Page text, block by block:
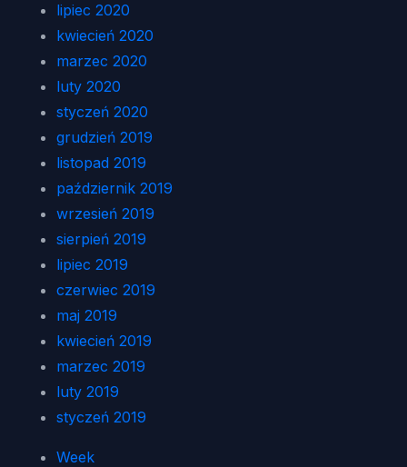
lipiec 2020
kwiecień 2020
marzec 2020
luty 2020
styczeń 2020
grudzień 2019
listopad 2019
październik 2019
wrzesień 2019
sierpień 2019
lipiec 2019
czerwiec 2019
maj 2019
kwiecień 2019
marzec 2019
luty 2019
styczeń 2019
Week